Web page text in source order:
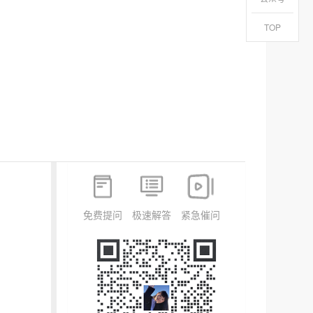
免费提问 极速解答 紧急催问
TOP